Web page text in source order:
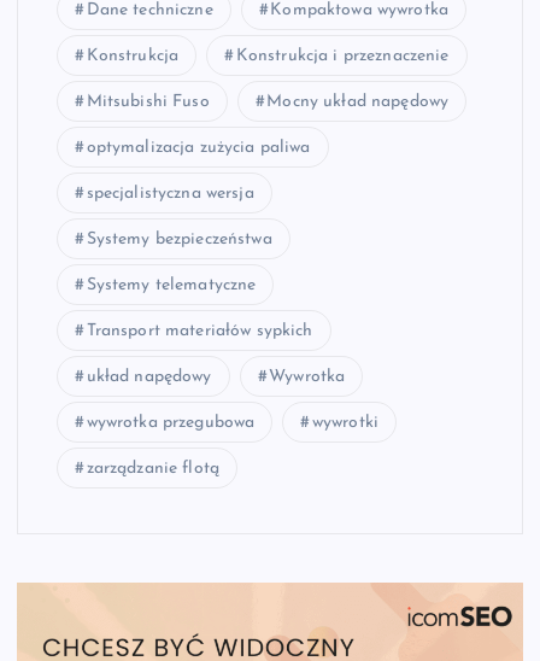
Dane techniczne Kompaktowa wywrotka
Konstrukcja Konstrukcja i przeznaczenie
Mitsubishi Fuso Mocny układ napędowy
optymalizacja zużycia paliwa
specjalistyczna wersja
Systemy bezpieczeństwa
Systemy telematyczne
Transport materiałów sypkich
układ napędowy Wywrotka
wywrotka przegubowa wywrotki
zarządzanie flotą